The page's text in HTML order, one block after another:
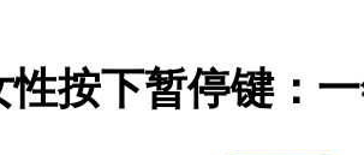
性按下暂停键：